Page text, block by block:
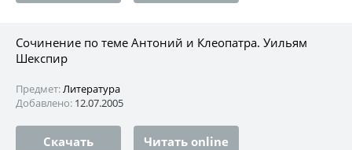
Сочинение по теме Антоний и Клеопатра. Уильям
Шекспир
Предмет:Литература
Добавлено: 12.07.2005
Скачать Читать online